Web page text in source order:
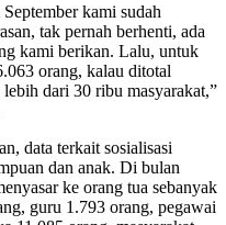
kami sudah
tak pernah berhenti, ada
kami berikan. Lalu, untuk
orang, kalau ditotal
dari 30 ribu masyarakat,”
data terkait sosialisasi
dan anak. Di bulan
ke orang tua sebanyak
guru 1.793 orang, pegawai